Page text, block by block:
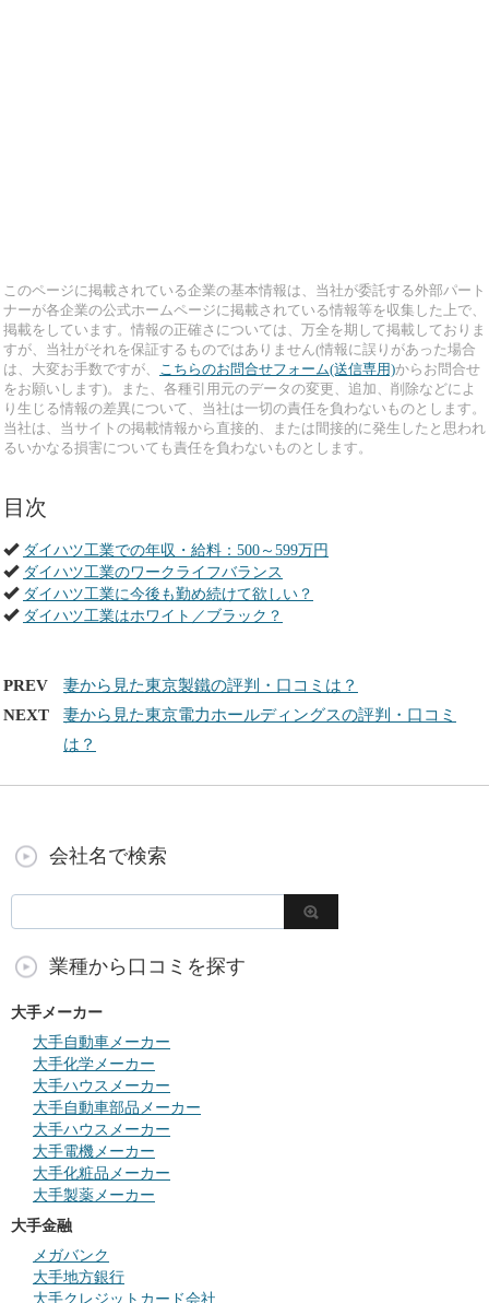
このページに掲載されている企業の基本情報は、当社が委託する外部パート
ナーが各企業の公式ホームページに掲載されている情報等を収集した上で、
掲載をしています。情報の正確さについては、万全を期して掲載しておりま
すが、当社がそれを保証するものではありません(情報に誤りがあった場合
は、大変お手数ですが、
こちらのお問合せフォーム(送信専用)からお問合せ
をお願いします)。また、各種引用元のデータの変更、追加、削除などによ
り生じる情報の差異について、当社は一切の責任を負わないものとします。
当社は、当サイトの掲載情報から直接的、または間接的に発生したと思われ
るいかなる損害についても責任を負わないものとします。
目次
ダイハツ工業での年収・給料：500～599万円
ダイハツ工業のワークライフバランス
ダイハツ工業に今後も勤め続けて欲しい？
ダイハツ工業はホワイト／ブラック？
PREV
妻から見た東京製鐵の評判・口コミは？
NEXT
妻から見た東京電力ホールディングスの評判・口コミ
は？
会社名で検索
業種から口コミを探す
大手メーカー
大手自動車メーカー
大手化学メーカー
大手ハウスメーカー
大手自動車部品メーカー
大手ハウスメーカー
大手電機メーカー
大手化粧品メーカー
大手製薬メーカー
大手金融
メガバンク
大手地方銀行
大手クレジットカード会社